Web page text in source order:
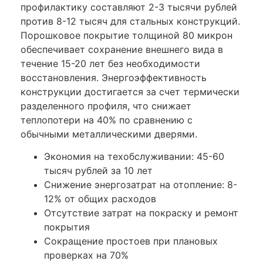
профилактику составляют 2-3 тысячи рублей
против 8-12 тысяч для стальных конструкций.
Порошковое покрытие толщиной 80 микрон
обеспечивает сохранение внешнего вида в
течение 15-20 лет без необходимости
восстановления. Энергоэффективность
конструкции достигается за счет термически
разделенного профиля, что снижает
теплопотери на 40% по сравнению с
обычными металлическими дверями.
Экономия на техобслуживании: 45-60
тысяч рублей за 10 лет
Снижение энергозатрат на отопление: 8-
12% от общих расходов
Отсутствие затрат на покраску и ремонт
покрытия
Сокращение простоев при плановых
проверках на 70%